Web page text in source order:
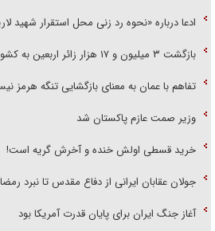
ادعا درباره «نحوه رد زنی محل استقرار شهید
بازگشت ۳ میلیون و ۱۷ هزار زائر اربعین به کشور
تفاهم با عمان به معنای بازگشایی تنگه هرمز
وزیر صمت عازم پاکستان شد
خرید قسطی اولش خنده و آخرش گریه است!
جولان عقابان ایرانی از دفاع مقدس تا نبرد
آغاز جنگ ایران برای پایان قدرت آمریکا بود